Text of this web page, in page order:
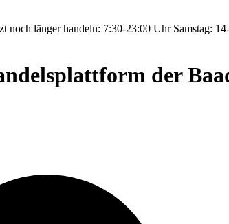
noch länger handeln: 7:30-23:00 Uhr Samstag:
der